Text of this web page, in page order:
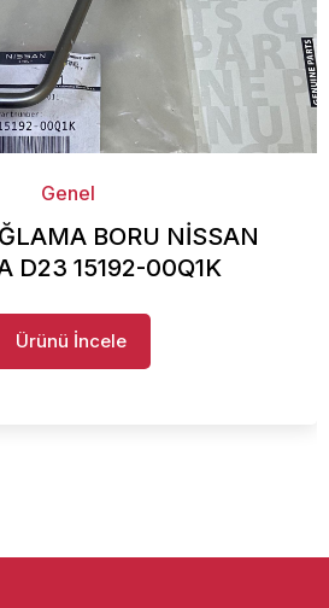
Genel
BORU NİSSAN
D23 15192-00Q1K
Ürünü İncele